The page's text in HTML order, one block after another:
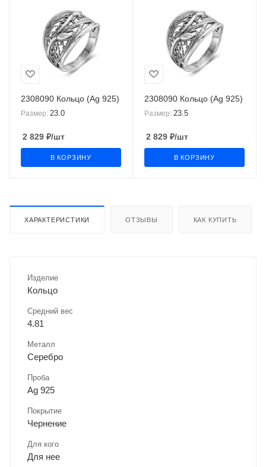
2308090 Кольцо (Ag 925)
Размер: 23.0
2 829 ₽/шт
В КОРЗИНУ
2308090 Кольцо (Ag 925)
Размер: 23.5
2 829 ₽/шт
В КОРЗИНУ
ХАРАКТЕРИСТИКИ ОТЗЫВЫ КАК КУПИТЬ
Изделие
Кольцо
Средний вес
4.81
Металл
Серебро
Проба
Ag 925
Покрытие
Чернение
Для кого
Для нее